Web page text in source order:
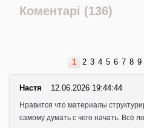
Коментарі (136)
1 2 3 4 5 6 7 8 9
Настя 12.06.2026 19:44:44
Нравится что материалы
самому думать с чего начать. Всё